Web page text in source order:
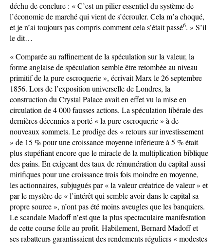
déchu de conclure : « C’est un pilier essentiel du système de
l’économie de marché qui vient de s’écrouler. Cela m’a choqué,
et je n’ai toujours pas compris comment cela s’était passé6. » S’il
le dit…
« Comparée au raffinement de la spéculation sur la valeur, la
forme anglaise de spéculation semble être retombée au niveau
primitif de la pure escroquerie », écrivait Marx le 26 septembre
1856. Lors de l’exposition universelle de Londres, la
construction du Crystal Palace avait en effet vu la mise en
circulation de 4 000 fausses actions. La spéculation libérale des
dernières décennies a porté « la pure escroquerie » à de
nouveaux sommets. Le prodige des « retours sur investissement
» de 15 % pour une croissance moyenne inférieure à 5 % était
plus stupéfiant encore que le miracle de la multiplication biblique
des pains. En exigeant des taux de rémunération du capital aussi
mirifiques pour une croissance trois fois moindre en moyenne,
les actionnaires, subjugués par « la valeur créatrice de valeur » et
par le mystère de « l’intérêt qui semble avoir dans le capital sa
propre source », n’ont pas été moins aveugles que les banquiers.
Le scandale Madoff n’est que la plus spectaculaire manifestation
de cette course folle au profit. Habilement, Bernard Madoff et
ses rabatteurs garantissaient des rendements réguliers « modestes